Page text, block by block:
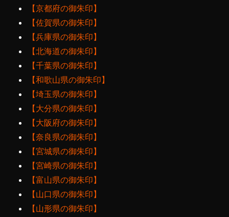
【京都府の御朱印】
【佐賀県の御朱印】
【兵庫県の御朱印】
【北海道の御朱印】
【千葉県の御朱印】
【和歌山県の御朱印】
【埼玉県の御朱印】
【大分県の御朱印】
【大阪府の御朱印】
【奈良県の御朱印】
【宮城県の御朱印】
【宮崎県の御朱印】
【富山県の御朱印】
【山口県の御朱印】
【山形県の御朱印】